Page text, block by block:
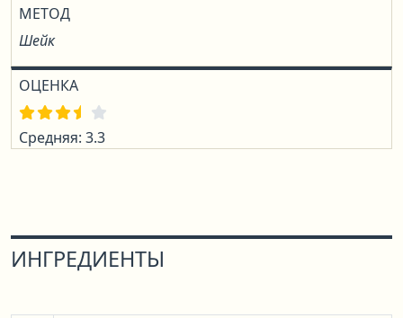
МЕТОД
Шейк
ОЦЕНКА
Средняя: 3.3
ИНГРЕДИЕНТЫ